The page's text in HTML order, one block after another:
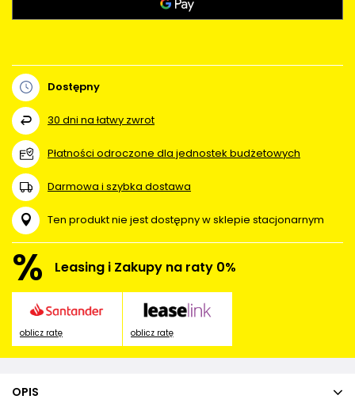
Dostępny
30 dni na łatwy zwrot
Płatności odroczone dla jednostek budżetowych
Darmowa i szybka dostawa
Ten produkt nie jest dostępny w sklepie stacjonarnym
% Leasing i Zakupy na raty 0%
oblicz ratę oblicz ratę
OPIS